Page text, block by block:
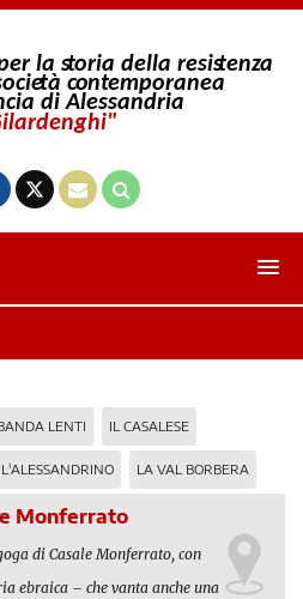
LENTI IL CASALESE
L'ALESSANDRINO LA VAL BORBERA
Monferrato
di Casale Monferrato, con
ebraica – che vanta anche una